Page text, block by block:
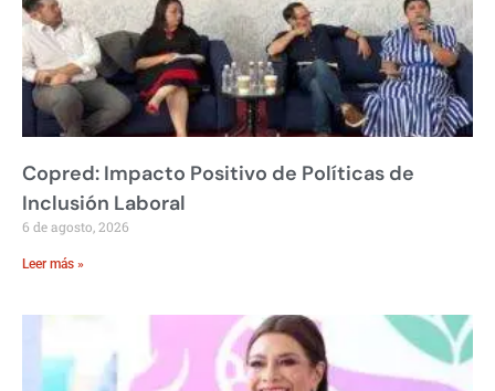
Copred: Impacto Positivo de Políticas de
Inclusión Laboral
6 de agosto, 2026
Leer más »